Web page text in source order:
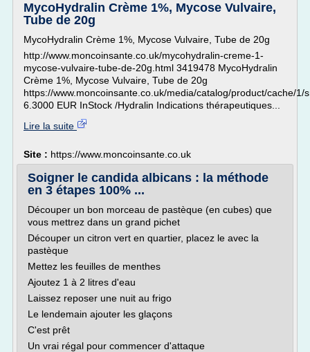
MycoHydralin Crème 1%, Mycose Vulvaire,
Tube de 20g
MycoHydralin Crème 1%, Mycose Vulvaire, Tube de 20g
http://www.moncoinsante.co.uk/mycohydralin-creme-1-
mycose-vulvaire-tube-de-20g.html 3419478 MycoHydralin
Crème 1%, Mycose Vulvaire, Tube de 20g
https://www.moncoinsante.co.uk/media/catalog/product/cache/
6.3000 EUR InStock /Hydralin Indications thérapeutiques...
Lire la suite
Site : https://www.moncoinsante.co.uk
Soigner le candida albicans : la méthode
en 3 étapes 100% ...
Découper un bon morceau de pastèque (en cubes) que
vous mettrez dans un grand pichet
Découper un citron vert en quartier, placez le avec la
pastèque
Mettez les feuilles de menthes
Ajoutez 1 à 2 litres d'eau
Laissez reposer une nuit au frigo
Le lendemain ajouter les glaçons
C'est prêt
Un vrai régal pour commencer d'attaque